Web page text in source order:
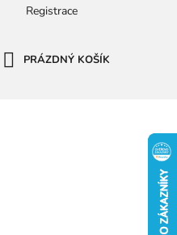
Registrace
NÁKUPNÍ
PRÁZDNÝ KOŠÍK